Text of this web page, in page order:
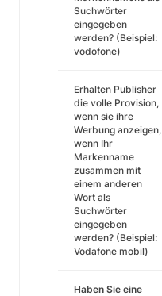
Suchwörter
eingegeben
werden? (Beispiel:
vodofone)
Erhalten Publisher
die volle Provision,
wenn sie ihre
Werbung anzeigen,
wenn Ihr
Markenname
zusammen mit
einem anderen
Wort als
Suchwörter
eingegeben
werden? (Beispiel:
Vodafone mobil)
Haben Sie eine